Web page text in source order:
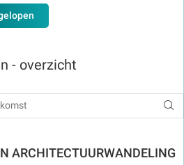
- overzicht
ARCHITECTUURWANDELING